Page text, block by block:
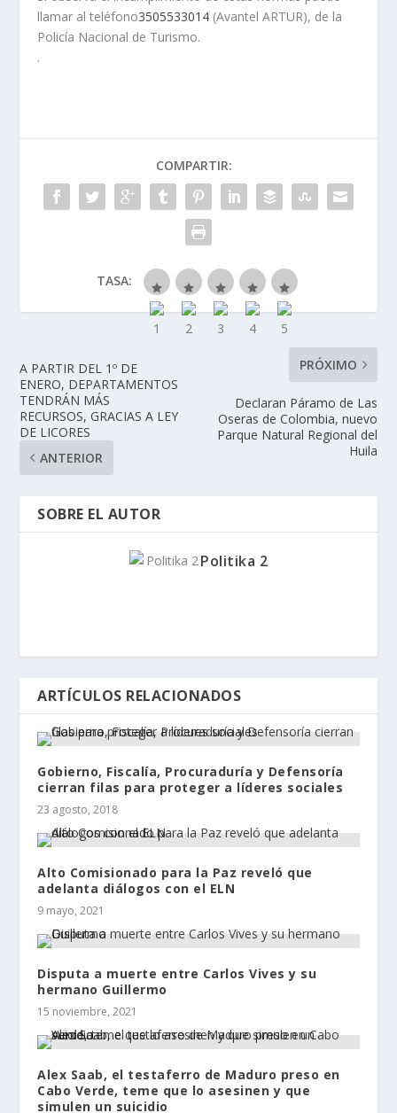
llamar al teléfono3505533014 (Avantel ARTUR), de la
Policía Nacional de Turismo.
.
COMPARTIR:
TASA:
A PARTIR DEL 1º DE
ENERO, DEPARTAMENTOS
TENDRÁN MÁS
RECURSOS, GRACIAS A LEY
DE LICORES
ANTERIOR
PRÓXIMO
Declaran Páramo de Las
Oseras de Colombia, nuevo
Parque Natural Regional del
Huila
SOBRE EL AUTOR
Politika 2
ARTÍCULOS RELACIONADOS
Gobierno, Fiscalía, Procuraduría y Defensoría
cierran filas para proteger a líderes sociales
23 agosto, 2018
Alto Comisionado para la Paz reveló que
adelanta diálogos con el ELN
9 mayo, 2021
Disputa a muerte entre Carlos Vives y su
hermano Guillermo
15 noviembre, 2021
Alex Saab, el testaferro de Maduro preso en
Cabo Verde, teme que lo asesinen y que
simulen un suicidio